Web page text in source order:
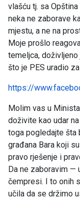
vlašću tj. sa
neka ne zaborave
mjestu, a ne na
Moje prošlo
temeljca, doživljeno
što je PES uradio za
https://
Molim vas u
doživite kao udar
toga pogledajte šta
građana Bara koji
pravo rješenje i
Da ne zaboravim —
čempresi. I to onih
učila da se držimo